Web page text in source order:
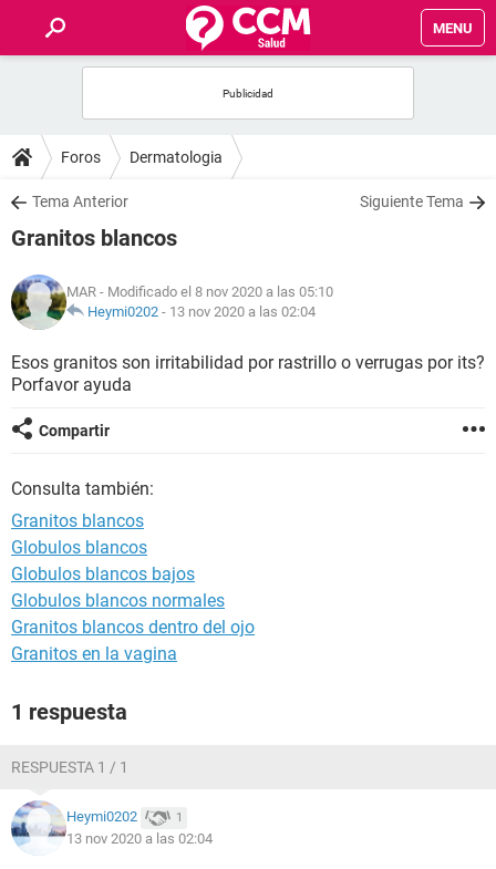
MENU
FOROS
SALUD
NUTRICIÓN
BIENESTAR
SEXUALIDAD
GLOSARIO
Foros Dermatologia
Tema Anterior Siguiente Tema
Granitos blancos
MAR - Modificado el 8 nov 2020 a las 05:10
Heymi0202 - 13 nov 2020 a las 02:04
Esos granitos son irritabilidad por rastrillo o verrugas por its?
Porfavor ayuda
Compartir
Consulta también:
Granitos blancos
Globulos blancos
Globulos blancos bajos
Globulos blancos normales
Granitos blancos dentro del ojo
Granitos en la vagina
1 respuesta
RESPUESTA 1 / 1
Heymi0202 1
13 nov 2020 a las 02:04